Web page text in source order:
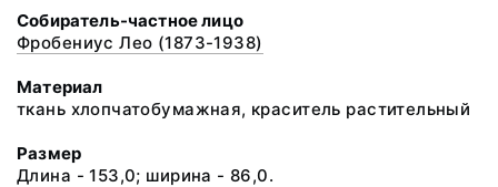
Собиратель-частное лицо
Фробениус Лео (1873-1938)
Материал
ткань хлопчатобумажная, краситель растительный
Размер
Длина - 153,0; ширина - 86,0.